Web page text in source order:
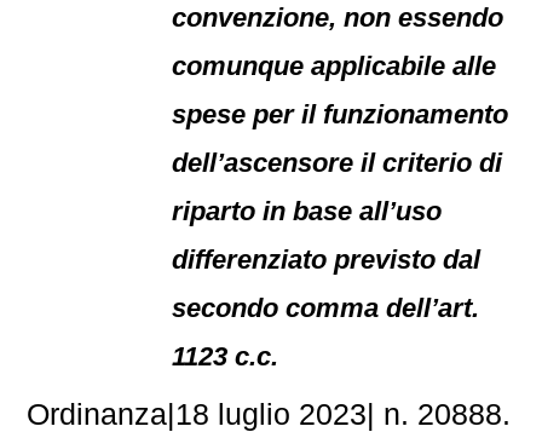
convenzione, non essendo
comunque applicabile alle
spese per il funzionamento
dell’ascensore il criterio di
riparto in base all’uso
differenziato previsto dal
secondo comma dell’art.
1123 c.c.
Ordinanza|18 luglio 2023| n. 20888.